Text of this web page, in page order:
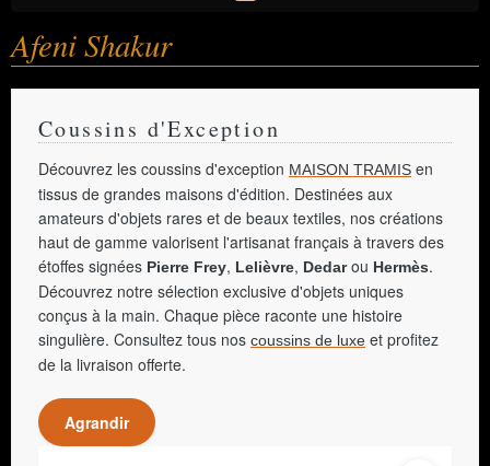
Afeni Shakur
Coussins d'Exception
Découvrez les coussins d'exception MAISON TRAMIS en
tissus de grandes maisons d'édition. Destinées aux
amateurs d'objets rares et de beaux textiles, nos créations
haut de gamme valorisent l'artisanat français à travers des
étoffes signées Pierre Frey, Lelièvre, Dedarou Hermès.
Découvrez notre sélection exclusive d'objets uniques
conçus à la main. Chaque pièce raconte une histoire
singulière. Consultez tous nos coussins de luxe et profitez
de la livraison offerte.
Agrandir